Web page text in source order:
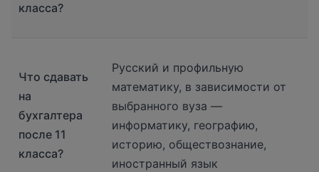
класса?
Что сдавать
на
бухгалтера
после 11
класса?
Русский и профильную
математику, в зависимости от
выбранного вуза —
информатику, географию,
историю, обществознание,
иностранный язык